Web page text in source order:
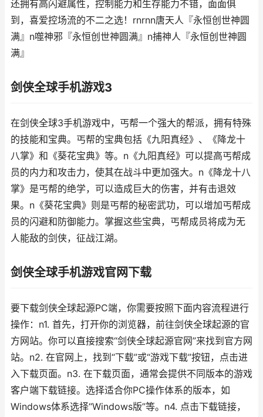
还拥有高闪避属性，控制能力和生存能力不错，面面俱
到，喜爱控场流的不二之选！rnrnn唐天人『永恒创世神圆
满』n噬神邪『永恒创世神圆满』n捕神人『永恒创世神圆
满』
剑侠全球手机游戏3
在剑侠全球3手机游戏中，丐帮一个强大的帮派，拥有特殊
的技能和宝典。丐帮的宝典包括《九阳真经》、《降龙十
八掌》和《葵花宝典》等。n《九阳真经》可以提高丐帮成
员的内力和攻击力，使其在战斗中更加强大。n《降龙十八
掌》是丐帮的绝学，可以造成巨大的伤害，并有击退效
果。n《葵花宝典》则是丐帮的秘密武功，可以增加丐帮成
员的闪避和防御能力。掌握这些宝典，丐帮成员将成为无
人能敌的剑侠，征战江湖。
剑侠全球手机游戏官网下载
要下载剑侠全球起源PC端，你需要按照下面内容流程进行
操作：n1. 首先，打开你的浏览器，前往剑侠全球起源的官
方网站。你可以直接搜索“剑侠全球起源官网”来找到官方网
站。n2. 在官网上，找到“下载”或“游戏下载”按钮，点击进
入下载页面。n3. 在下载页面，通常会提供不同版本的游戏
客户端下载链接。选择适合你PC操作体系的版本，如
Windows体系选择“Windows版”等。n4. 点击下载链接，